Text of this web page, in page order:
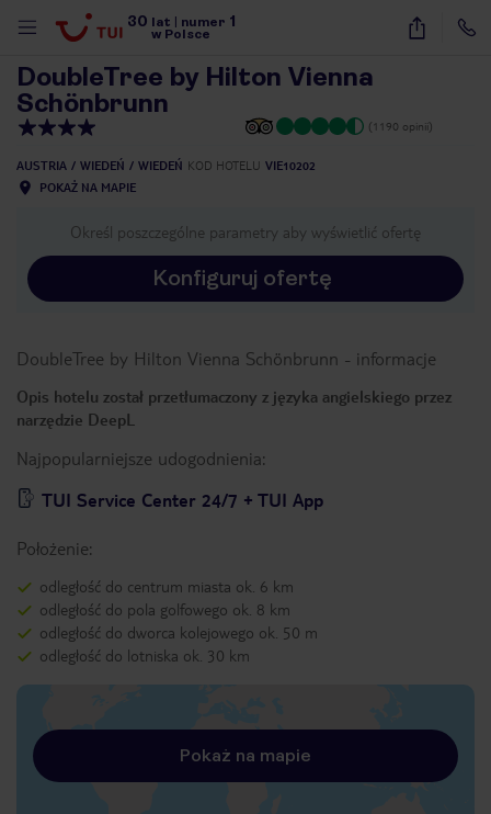
30 lat numer 1
w Polsce
33
DoubleTree by Hilton Vienna
Schönbrunn
(1190 opinii)
AUSTRIA WIEDEŃ WIEDEŃ KOD HOTELU VIE10202
POKAŻ NA MAPIE
Określ poszczególne parametry aby wyświetlić ofertę
Konfiguruj ofertę
DoubleTree by Hilton Vienna Schönbrunn - informacje
Opis hotelu został przetłumaczony z języka angielskiego przez
narzędzie DeepL
Najpopularniejsze udogodnienia:
TUI Service Center 24/7 + TUI App
Położenie:
odległość do centrum miasta ok. 6 km
odległość do pola golfowego ok. 8 km
odległość do dworca kolejowego ok. 50 m
odległość do lotniska ok. 30 km
Pokaż na mapie